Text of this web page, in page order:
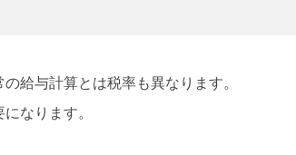
給与計算とは税率も異なります。
なります。